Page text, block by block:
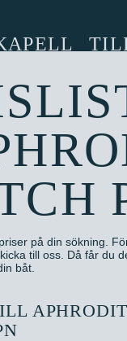
på din sökning.
till oss. Då får du
båt.